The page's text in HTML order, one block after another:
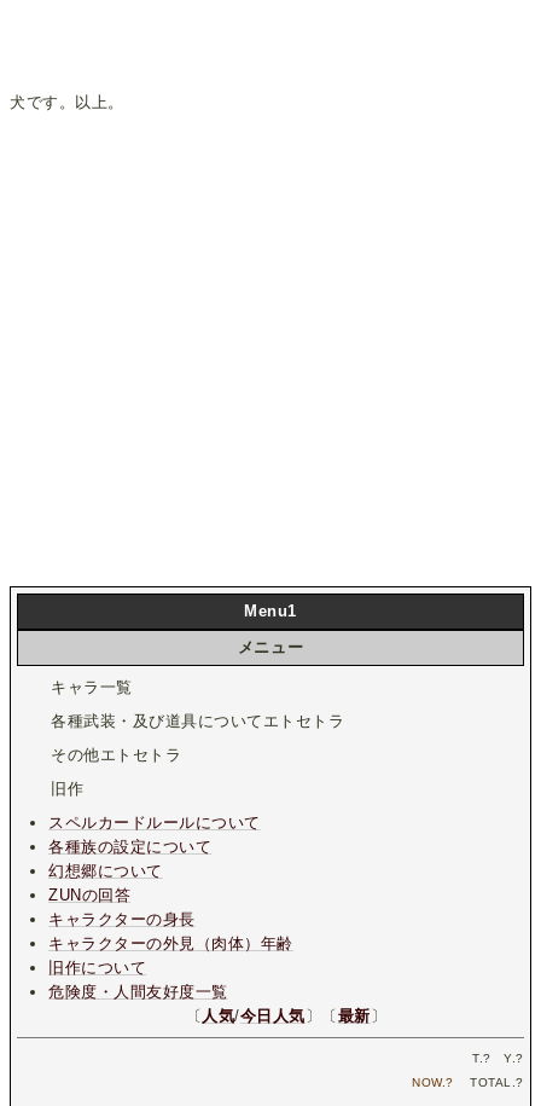
犬です。以上。
Menu1
メニュー
キャラ一覧
各種武装・及び道具についてエトセトラ
その他エトセトラ
旧作
スペルカードルールについて
各種族の設定について
幻想郷について
ZUNの回答
キャラクターの身長
キャラクターの外見（肉体）年齢
旧作について
危険度・人間友好度一覧
〔 人気/今日人気 〕〔 最新 〕
T.? Y.?
NOW.? TOTAL.?